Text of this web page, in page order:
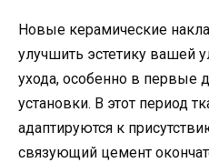
Новые керамические
улучшить эстетику вашей
ухода, особенно в первые
установки. В этот период
адаптируются к
связующий цемент